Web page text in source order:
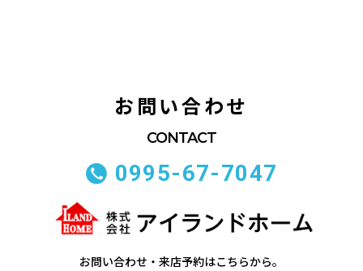
お問い合わせ
0995-67-7047
お問い合わせ・来店予約はこちらから。